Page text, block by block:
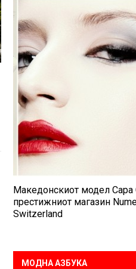
Македонскиот модел Сара
престижниот магазин
Switzerland
МОДНА АЗБУКА